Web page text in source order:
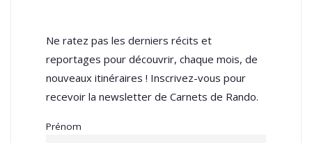
Ne ratez pas les derniers récits et
reportages pour découvrir, chaque mois, de
nouveaux itinéraires ! Inscrivez-vous pour
recevoir la newsletter de Carnets de Rando.
Prénom